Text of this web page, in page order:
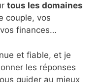
tous les domaines
couple, vos
finances…
et fiable, et je
les réponses
guider au mieux